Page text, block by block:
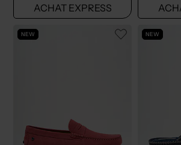
ACHAT EXPRESS
NEW NEW